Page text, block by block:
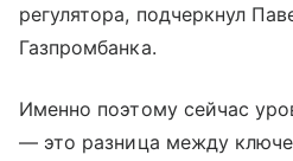
регулятора, подчеркнул
Газпромбанка.
Именно поэтому сейчас
— это разница между